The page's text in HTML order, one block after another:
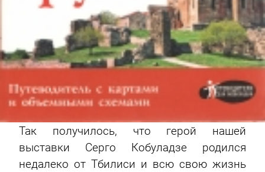
Так получилось, что герой нашей
выставки Серго Кобуладзе родился
недалеко от Тбилиси и всю свою жизнь